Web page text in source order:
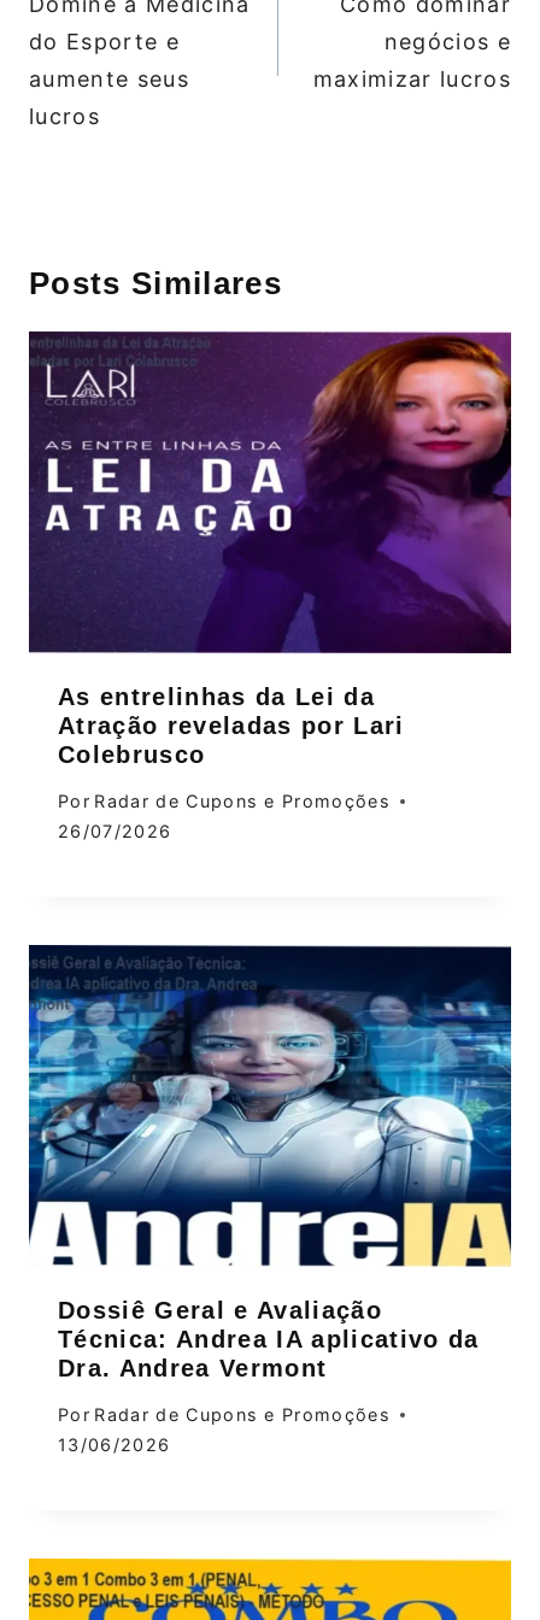
do Esporte e
aumente seus
lucros
negócios e
maximizar lucros
Posts Similares
As entrelinhas da Lei da
Atração reveladas por Lari
Colebrusco
Por Radar de Cupons e Promoções
26/07/2026
Dossiê Geral e Avaliação
Técnica: Andrea IA aplicativo da
Dra. Andrea Vermont
Por Radar de Cupons e Promoções
13/06/2026